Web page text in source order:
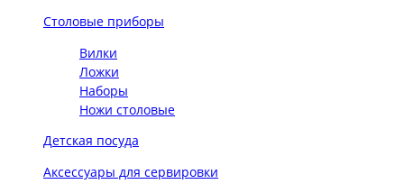
Столовые приборы
Вилки
Ложки
Наборы
Ножи столовые
Детская посуда
Аксессуары для сервировки